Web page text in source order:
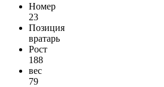
Номер
23
Позиция
вратарь
Рост
188
вес
79